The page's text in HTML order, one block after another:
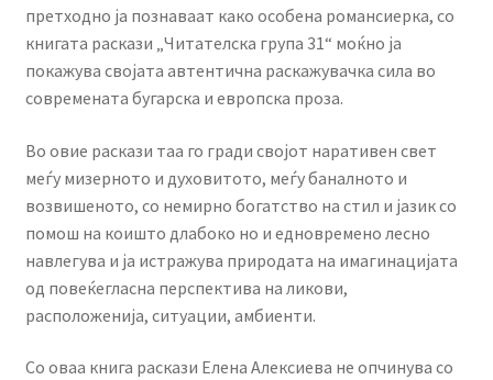
претходно ја познаваат како особена романсиерка, со
книгата раскази „Читателска група 31“ моќно ја
покажува својата автентична раскажувачка сила во
современата бугарска и европска проза.
Во овие раскази таа го гради својот наративен свет
меѓу мизерното и духовитото, меѓу баналното и
возвишеното, со немирно богатство на стил и јазик со
помош на коишто длабоко но и едновремено лесно
навлегува и ја истражува природата на имагинацијата
од повеќегласна перспектива на ликови,
расположенија, ситуации, амбиенти.
Со оваа книга раскази Елена Алексиева не опчинува со